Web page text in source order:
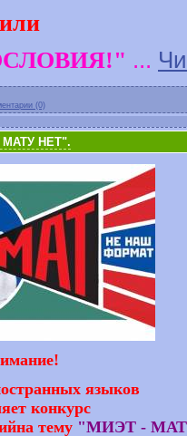
или
...
(0)
МАТУ НЕТ".
языков
конкурс
тему "МИЭТ -